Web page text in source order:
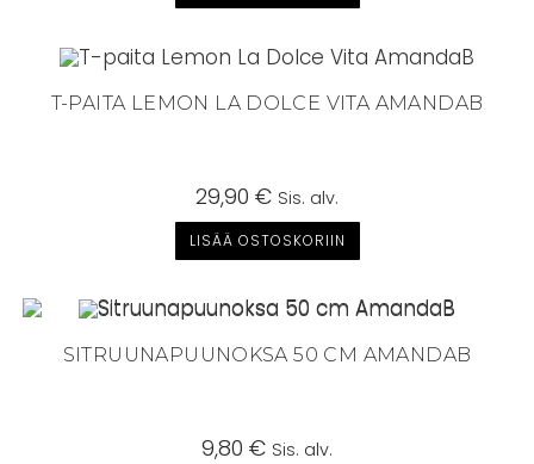
T-PAITA LEMON LA DOLCE VITA AMANDAB
29,90 € Sis. alv.
LISÄÄ OSTOSKORIIN
SITRUUNAPUUNOKSA 50 CM AMANDAB
9,80 € Sis. alv.